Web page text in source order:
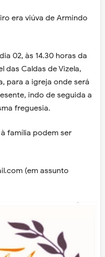
era viúva de Armindo
02, às 14.30 horas da
das Caldas de Vizela,
para a igreja onde será
indo de seguida a
freguesia.
família podem ser
(em assunto